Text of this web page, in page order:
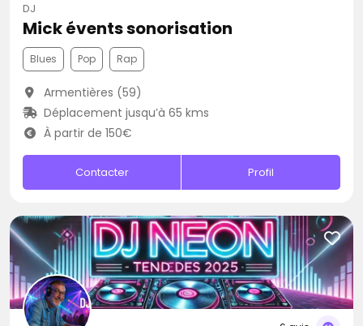
DJ
Mick évents sonorisation
Blues Pop Rap
Armentières (59)
Déplacement jusqu’à 65 kms
À partir de 150€
Contacter Profil